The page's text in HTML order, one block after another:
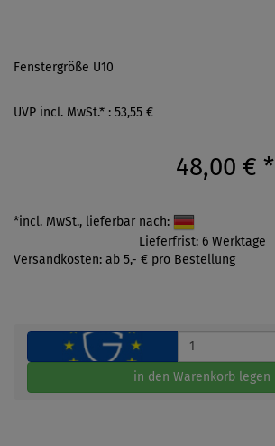
Fenstergröße U10
UVP incl. MwSt.* : 53,55 €
48,00 € *
*incl. MwSt., lieferbar nach:
Lieferfrist: 6 Werktage
Versandkosten: ab 5,- € pro Bestellung
in den Warenkorb legen